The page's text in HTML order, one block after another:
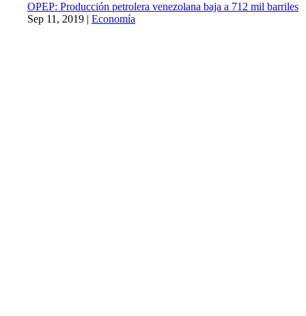
OPEP: Producción petrolera venezolana baja a 712 mil barriles
Sep 11, 2019 | Economía